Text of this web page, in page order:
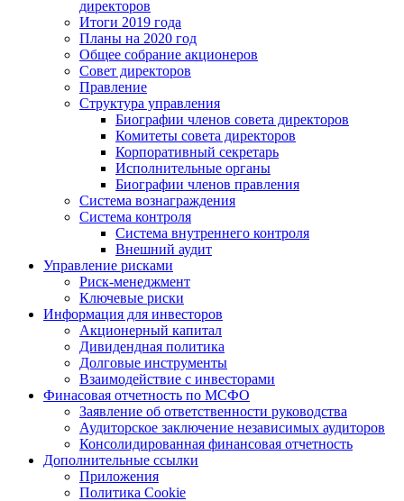
директоров
Итоги 2019 года
Планы на 2020 год
Общее собрание акционеров
Совет директоров
Правление
Структура управления
Биографии членов совета директоров
Комитеты совета директоров
Корпоративный секретарь
Исполнительные органы
Биографии членов правления
Система вознаграждения
Система контроля
Система внутреннего контроля
Внешний аудит
Управление рисками
Риск-менеджмент
Ключевые риски
Информация для инвесторов
Акционерный капитал
Дивидендная политика
Долговые инструменты
Взаимодействие с инвеcторами
Финасовая отчетность по МСФО
Заявление об ответственности руководства
Аудиторское заключение независимых аудиторов
Консолидированная финансовая отчетность
Дополнительные ссылки
Приложения
Политика Cookie